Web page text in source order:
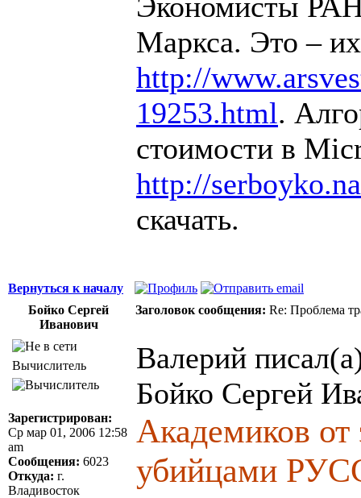
Маркса. Это –
http://
19253.html.
стоимости в
http://
скачать.
Вернуться к началу
Бойко Сергей
Иванович
Заголовок сообщения: Re: Проблема
Вычислитель
Зарегистрирован:
Ср мар 01, 2006 12:58
am
Сообщения: 6023
Откуда: г.
Владивосток
Валерий
Бойко Сергей
Академиков от
убийцами